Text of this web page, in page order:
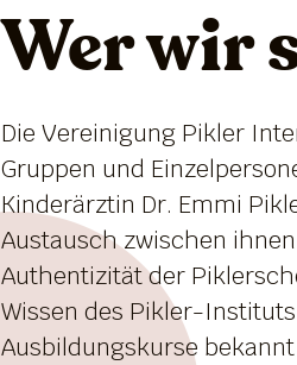
Wer wir
Die Vereinigung Pikler
Gruppen und
Kinderärztin Dr. Emmi
Austausch zwischen
Authentizität der
Wissen des Pikler-
Ausbildungskurse